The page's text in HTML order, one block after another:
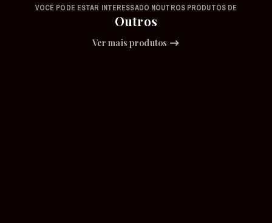
VOCÊ PODE ESTAR INTERESSADO NOUTROS PRODUTOS DE
Outros
Ver mais produtos